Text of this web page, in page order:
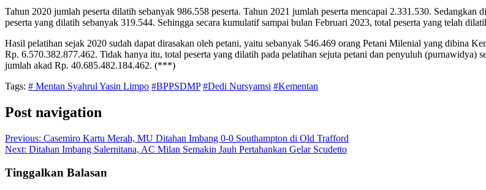
Tahun 2020 jumlah peserta dilatih sebanyak 986.558 peserta. Tahun 2021 jumlah peserta mencapai 2.331.530.
peserta yang dilatih sebanyak 319.544. Sehingga secara kumulatif sampai bulan Februari 2023, total peserta yang telah
Hasil pelatihan sejak 2020 sudah dapat dirasakan oleh petani, yaitu sebanyak 546.469 orang Petani Milenial yang dibina
Rp. 6.570.382.877.462. Tidak hanya itu, total peserta yang dilatih pada pelatihan sejuta petani dan penyuluh (purnawidya)
jumlah akad Rp. 40.685.482.184.462. (***)
Tags: # Mentan Syahrul Yasin Limpo #BPPSDMP #Dedi Nursyamsi #Kementan
Post navigation
Previous: Casemiro Kartu Merah, MU Ditahan Imbang 0-0 Southampton di Old Trafford
Next: Ditahan Imbang Salernitana, AC Milan Semakin Jauh Pertahankan Gelar Scudetto
Tinggalkan Balasan